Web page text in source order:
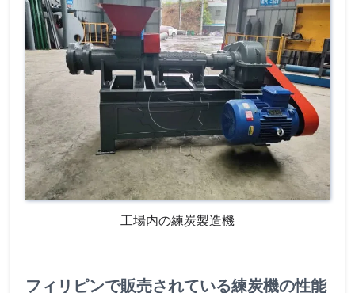
工場内の練炭製造機
フィリピンで販売されている練炭機の性能